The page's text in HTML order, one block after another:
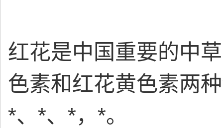
红花是中国重要的中
色素和红花黄色素两
*、*、*，*。